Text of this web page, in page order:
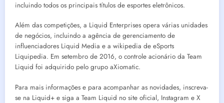
incluindo todos os principais títulos de esportes eletrônicos.
Além das competições, a Liquid Enterprises opera várias unidades
de negócios, incluindo a agência de gerenciamento de
influenciadores Liquid Media e a wikipedia de eSports
Liquipedia. Em setembro de 2016, o controle acionário da Team
Liquid foi adquirido pelo grupo aXiomatic.
Para mais informações e para acompanhar as novidades, inscreva-
se na Liquid+ e siga a Team Liquid no site oficial, Instagram e X